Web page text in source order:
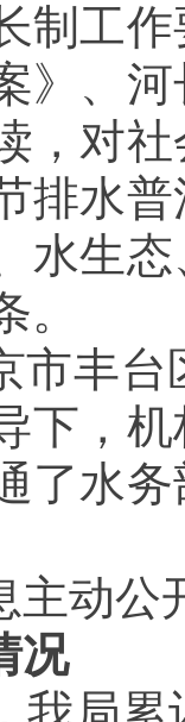
制工
》、
，对
排水
水生
。
市丰
下，
了水
主动公
况